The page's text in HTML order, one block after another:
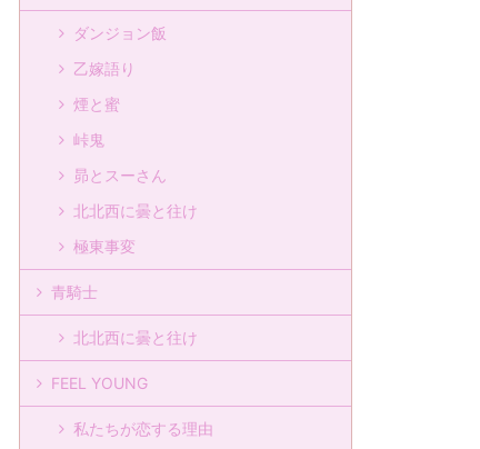
ダンジョン飯
乙嫁語り
煙と蜜
峠鬼
昴とスーさん
北北西に曇と往け
極東事変
青騎士
北北西に曇と往け
FEEL YOUNG
私たちが恋する理由